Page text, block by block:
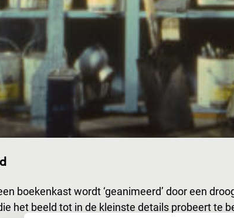
boekenkast wordt ‘geanimeerd’ door een
het beeld tot in de kleinste details probeert te